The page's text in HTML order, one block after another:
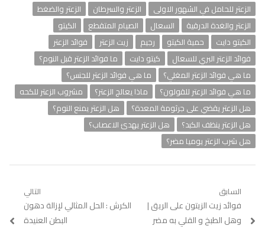
الزعتر للحامل في الشهور الاولى
الزعتر والسرطان
الزعتر والضغط
الزعتر والغدة الدرقية
السعال الصيام المتقطع
الكيتو
الكيتو دايت
حمية الكيتو رجيم زيت الزعتر
فوائد الزعتر
فوائد الزعتر البري للسعال
كيتو دايت
ما فوائد الزعتر قبل النوم؟
ما هي فوائد الزعتر المغلي؟
ما هي فوائد الزعتر للجنس؟
ما هي فوائد الزعتر للقولون؟
ماذا يعالج الزعتر؟
مشروب الزعتر للكحه
هل الزعتر يقضي على جرثومة المعدة؟
هل الزعتر يمنع النوم؟
هل الزعتر ينظف الكبد؟
هل الزعتر يهدئ الاعصاب؟
هل شرب الزعتر يوميا مضر؟
تصفّح
المقالات
السابق
Previous
post:
فوائد زيت الزيتون على الريق |
وهل الطبخ و القلي به مضر
التالي
Next
الكرش : الحل المثالي لإزالة دهون
البطن العنيدة